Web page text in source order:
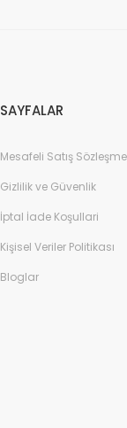
SAYFALAR
Mesafeli Satış
Gizlilik ve Güvenlik
İptal İade Koşullari
Kişisel Veriler Politikası
Bloglar